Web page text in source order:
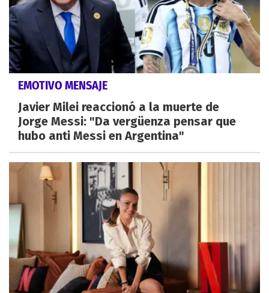
EMOTIVO MENSAJE
Javier Milei reaccionó a la muerte de
Jorge Messi: "Da vergüenza pensar que
hubo anti Messi en Argentina"